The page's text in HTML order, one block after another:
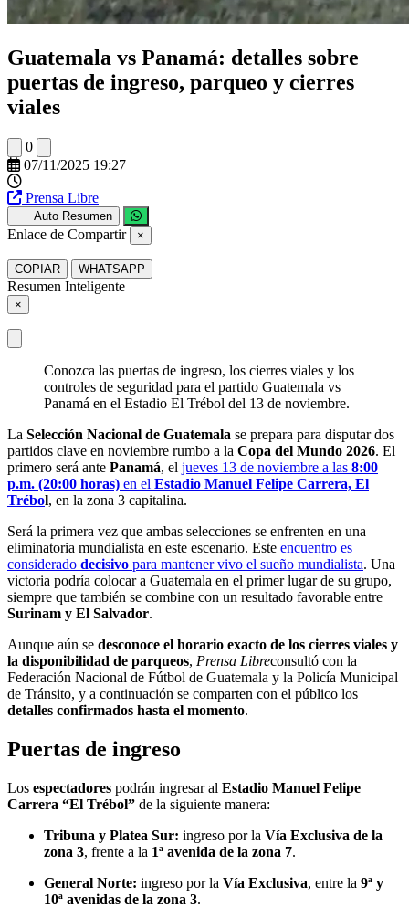
Guatemala vs Panamá: detalles sobre
puertas de ingreso, parqueo y cierres
viales
0
07/11/2025 19:27
Prensa Libre
Auto Resumen
Enlace de Compartir ×
COPIAR WHATSAPP
Resumen Inteligente
×
Conozca las puertas de ingreso, los cierres viales y los
controles de seguridad para el partido Guatemala vs
Panamá en el Estadio El Trébol del 13 de noviembre.
La Selección Nacional de Guatemala se prepara para disputar dos
partidos clave en noviembre rumbo a la Copa del Mundo 2026. El
primero será ante Panamá, el jueves 13 de noviembre a las 8:00
p.m. (20:00 horas) en el Estadio Manuel Felipe Carrera, El
Trébol, en la zona 3 capitalina.
Será la primera vez que ambas selecciones se enfrenten en una
eliminatoria mundialista en este escenario. Este encuentro es
considerado decisivo para mantener vivo el sueño mundialista. Una
victoria podría colocar a Guatemala en el primer lugar de su grupo,
siempre que también se combine con un resultado favorable entre
Surinam y El Salvador.
Aunque aún se desconoce el horario exacto de los cierres viales y
la disponibilidad de parqueos, Prensa Libreconsultó con la
Federación Nacional de Fútbol de Guatemala y la Policía Municipal
de Tránsito, y a continuación se comparten con el público los
detalles confirmados hasta el momento.
Puertas de ingreso
Los espectadores podrán ingresar al Estadio Manuel Felipe
Carrera “El Trébol” de la siguiente manera:
Tribuna y Platea Sur: ingreso por la Vía Exclusiva de la
zona 3, frente a la 1ª avenida de la zona 7.
General Norte: ingreso por la Vía Exclusiva, entre la 9ª y
10ª avenidas de la zona 3.